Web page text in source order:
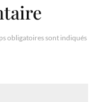
obligatoires sont indiqués